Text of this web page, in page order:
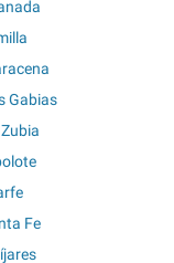
Gabias
Fe